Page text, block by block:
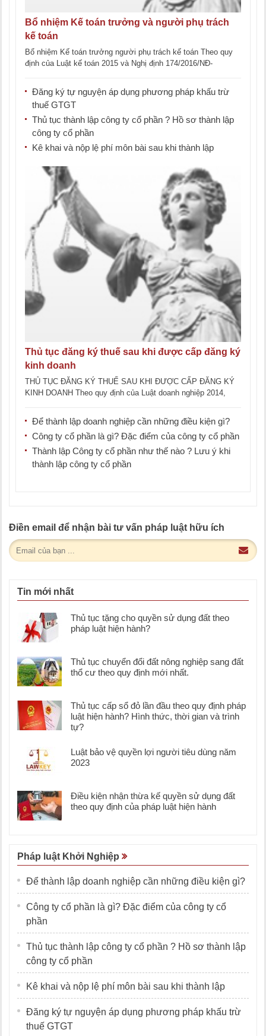
Bổ nhiệm Kế toán trưởng và người phụ trách
kế toán
Bổ nhiệm Kế toán trưởng người phụ trách kế toán Theo quy
định của Luật kế toán 2015 và Nghị định 174/2016/NĐ-
Đăng ký tự nguyện áp dụng phương pháp khấu trừ
thuế GTGT
Thủ tục thành lập công ty cổ phần ? Hồ sơ thành lập
công ty cổ phần
Kê khai và nộp lệ phí môn bài sau khi thành lập
Thủ tục đăng ký thuế sau khi được cấp đăng ký
kinh doanh
THỦ TỤC ĐĂNG KÝ THUẾ SAU KHI ĐƯỢC CẤP ĐĂNG KÝ
KINH DOANH Theo quy định của Luật doanh nghiệp 2014,
Để thành lập doanh nghiệp cần những điều kiện gì?
Công ty cổ phần là gì? Đặc điểm của công ty cổ phần
Thành lập Công ty cổ phần như thế nào ? Lưu ý khi
thành lập công ty cổ phần
Điền email để nhận bài tư vấn pháp luật hữu ích
Tin mới nhất
Thủ tục tặng cho quyền sử dụng đất theo
pháp luật hiện hành?
Thủ tục chuyển đổi đất nông nghiệp sang đất
thổ cư theo quy định mới nhất.
Thủ tục cấp sổ đỏ lần đầu theo quy định pháp
luật hiện hành? Hình thức, thời gian và trình
tự?
Luật bảo vệ quyền lợi người tiêu dùng năm
2023
Điều kiện nhận thừa kế quyền sử dụng đất
theo quy định của pháp luật hiện hành
Pháp luật Khởi Nghiệp
Để thành lập doanh nghiệp cần những điều kiện gì?
Công ty cổ phần là gì? Đặc điểm của công ty cổ
phần
Thủ tục thành lập công ty cổ phần ? Hồ sơ thành lập
công ty cổ phần
Kê khai và nộp lệ phí môn bài sau khi thành lập
Đăng ký tự nguyện áp dụng phương pháp khấu trừ
thuế GTGT